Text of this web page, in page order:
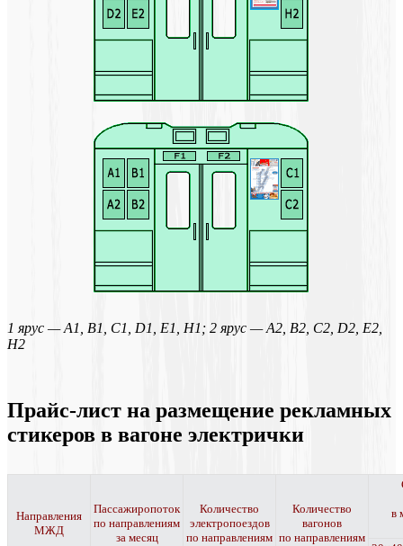
1 ярус — А1, B1, C1, D1, E1, H1; 2 ярус — A2, B2, C2, D2, E2,
H2
Прайс-лист на размещение рекламных
стикеров в вагоне электрички
Направления
МЖД
Пассажиропоток
по направлениям
за месяц
Количество
электропоездов
по направлениям
Количество
вагонов
по направлениям
в